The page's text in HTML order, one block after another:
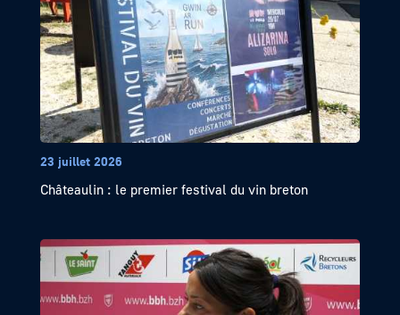
23 juillet 2026
Châteaulin : le premier festival du vin breton